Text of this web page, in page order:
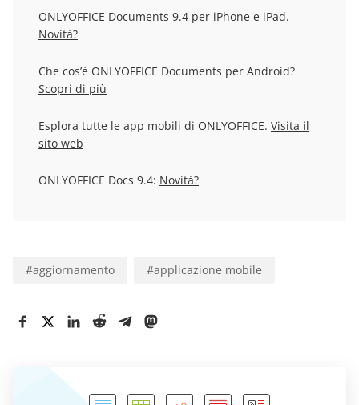
ONLYOFFICE Documents 9.4 per iPhone e iPad.
Novità?
Che cos’è ONLYOFFICE Documents per Android?
Scopri di più
Esplora tutte le app mobili di ONLYOFFICE. Visita il
sito web
ONLYOFFICE Docs 9.4: Novità?
#aggiornamento #applicazione mobile